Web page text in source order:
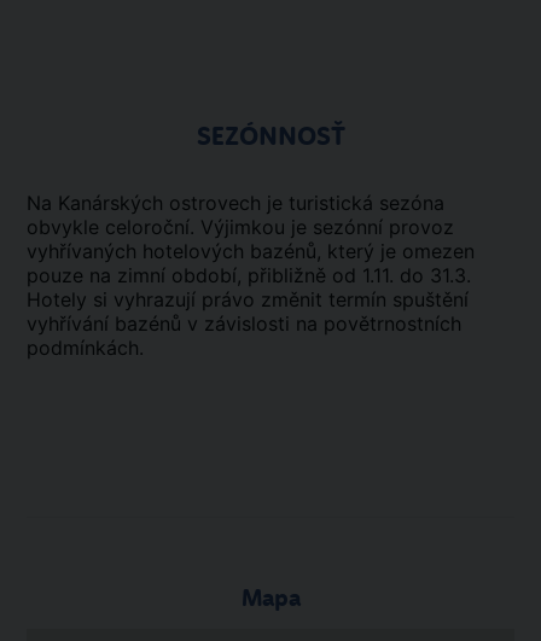
SEZÓNNOSŤ
Na Kanárských ostrovech je turistická sezóna
obvykle celoroční. Výjimkou je sezónní provoz
vyhřívaných hotelových bazénů, který je omezen
pouze na zimní období, přibližně od 1.11. do 31.3.
Hotely si vyhrazují právo změnit termín spuštění
vyhřívání bazénů v závislosti na povětrnostních
podmínkách.
Mapa